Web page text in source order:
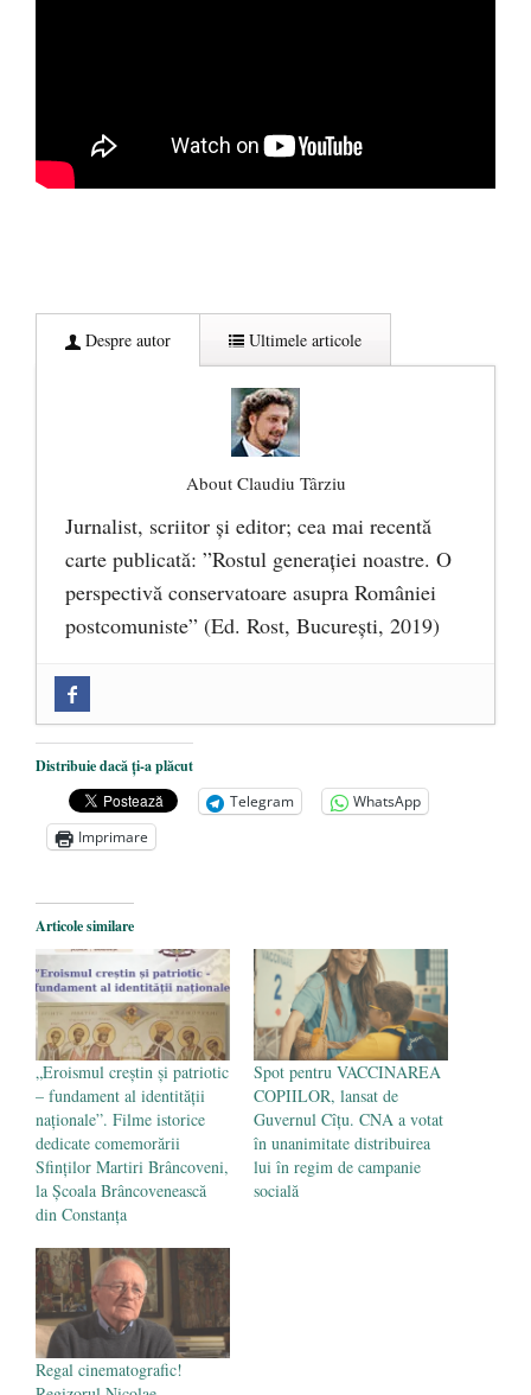
Despre autor Ultimele articole
About Claudiu Târziu
Jurnalist, scriitor şi editor; cea mai recentă
carte publicată: ”Rostul generației noastre. O
perspectivă conservatoare asupra României
postcomuniste” (Ed. Rost, București, 2019)
Târziu cere anchetă a Parchetului
European și reforme pentru a bloca
achizițiile la suprapreț - 13 august 2025
Dragi prieteni din Constanța
România nu știe să își folosească și să își
protejeze resursele
Distribuie dacă ți-a plăcut
Telegram
WhatsApp
Imprimare
Articole similare
„Eroismul creștin și patriotic
– fundament al identității
naționale”. Filme istorice
dedicate comemorării
Sfinților Martiri Brâncoveni,
la Școala Brâncovenească
din Constanța
Spot pentru VACCINAREA
COPIILOR, lansat de
Guvernul Cîțu. CNA a votat
în unanimitate distribuirea
lui în regim de campanie
socială
Regal cinematografic!